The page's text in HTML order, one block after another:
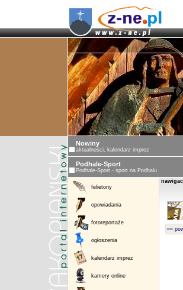
ZAKOPANE -
Nowiny
aktualności, kalendarz imprez
Podhale-Sport
Podhale-Sport - sport na Podhalu
felietony
opowiadania
fotoreportaże
ogłoszenia
kalendarz imprez
kamery online
««